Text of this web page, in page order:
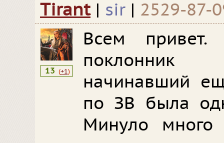
Tirant | sir | 2529-87-
13 (+1)
Всем
поклонник
начинавший
по ЗВ была
Минуло много